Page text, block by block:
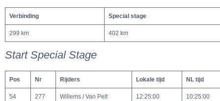
Verbinding Special stage
299 km 402 km
Start Special Stage
Pos Nr Rijders Lokale tijd NL tijd
54 277 Willems / Van Pelt 12:25:00 10:25:00